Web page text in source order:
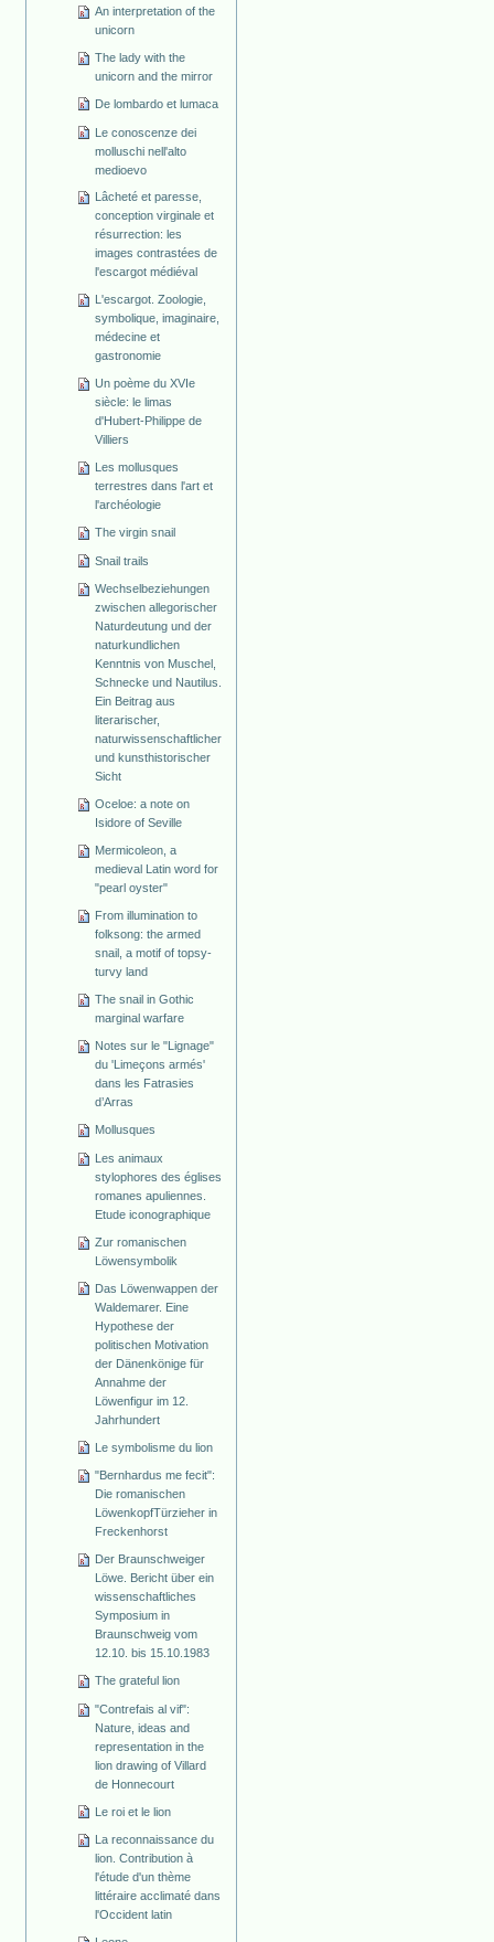
An interpretation of the
unicorn
The lady with the
unicorn and the mirror
De lombardo et lumaca
Le conoscenze dei
molluschi nell'alto
medioevo
Lâcheté et paresse,
conception virginale et
résurrection: les
images contrastées de
l'escargot médiéval
L'escargot. Zoologie,
symbolique, imaginaire,
médecine et
gastronomie
Un poème du XVIe
siècle: le limas
d'Hubert-Philippe de
Villiers
Les mollusques
terrestres dans l'art et
l'archéologie
The virgin snail
Snail trails
Wechselbeziehungen
zwischen allegorischer
Naturdeutung und der
naturkundlichen
Kenntnis von Muschel,
Schnecke und Nautilus.
Ein Beitrag aus
literarischer,
naturwissenschaftlicher
und kunsthistorischer
Sicht
Oceloe: a note on
Isidore of Seville
Mermicoleon, a
medieval Latin word for
"pearl oyster"
From illumination to
folksong: the armed
snail, a motif of topsy-
turvy land
The snail in Gothic
marginal warfare
Notes sur le "Lignage"
du 'Limeçons armés'
dans les Fatrasies
d’Arras
Mollusques
Les animaux
stylophores des églises
romanes apuliennes.
Etude iconographique
Zur romanischen
Löwensymbolik
Das Löwenwappen der
Waldemarer. Eine
Hypothese der
politischen Motivation
der Dänenkönige für
Annahme der
Löwenfigur im 12.
Jahrhundert
Le symbolisme du lion
"Bernhardus me fecit":
Die romanischen
Löwenkopf­Türzieher in
Freckenhorst
Der Braunschweiger
Löwe. Bericht über ein
wissenschaftliches
Symposium in
Braunschweig vom
12.10. bis 15.10.1983
The grateful lion
"Contrefais al vif":
Nature, ideas and
representation in the
lion drawing of Villard
de Honnecourt
Le roi et le lion
La reconnaissance du
lion. Contribution à
l'étude d'un thème
littéraire acclimaté dans
l'Occident latin